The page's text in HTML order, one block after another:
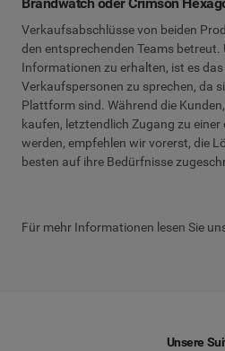
Verkaufsabschlüsse von beiden
den entsprechenden Teams betreut.
Informationen zu erhalten, ist es
Verkaufspersonen zu sprechen, da
Plattform sind. Während die
kaufen, letztendlich Zugang zu
werden, empfehlen wir vorerst, die
besten auf ihre Bedürfnisse
Für mehr Informationen lesen Sie
Unsere